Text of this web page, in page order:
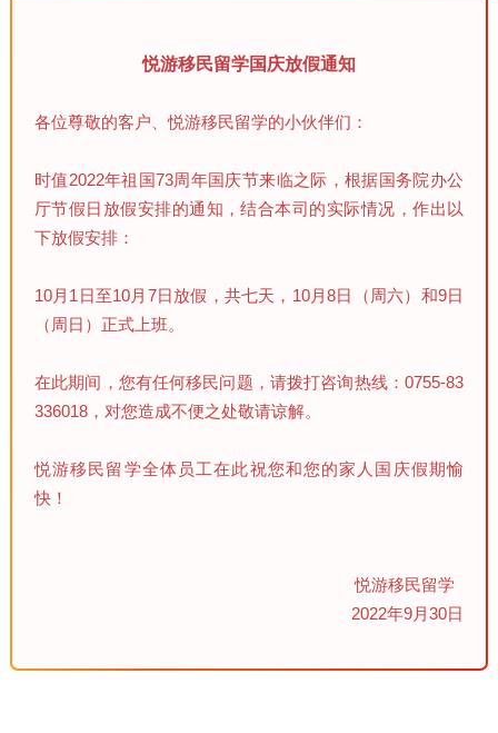
悦游移民留学国庆放假通知
各位尊敬的客户、悦游移民留学的小伙伴们：
时值2022年祖国73周年国庆节来临之际，根据国务院办公
厅节假日放假安排的通知，结合本司的实际情况，作出以
下放假安排：
10月1日至10月7日放假，共七天，10月8日（周六）和9日
（周日）正式上班。
在此期间，您有任何移民问题，请拨打咨询热线：0755-83
336018，对您造成不便之处敬请谅解。
悦游移民留学全体员工在此祝您和您的家人国庆假期愉
快！
悦游移民留学
2022年9月30日